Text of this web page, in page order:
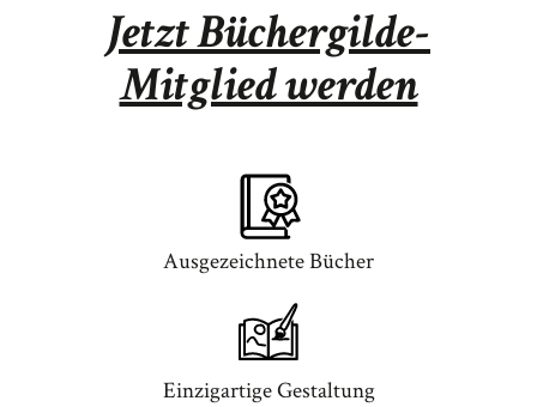
Jetzt Büchergilde-
Mitglied werden
Ausgezeichnete Bücher
Einzigartige Gestaltung